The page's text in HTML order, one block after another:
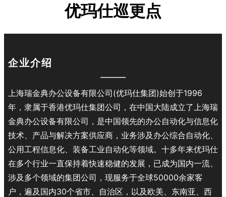
优玛仕巡更点
企业介绍
上海瑞金典办公设备有限公司(优玛仕集团)始创于1996
年，隶属于香港优玛仕集团公司，在中国大陆成立了上海瑞
金典办公设备有限公司，是中国领先的办公自动化与信息化
技术、产品与解决方案供应商，业务涉及办公综合自动化、
公用工程信息化、装备工业自动化等领域。十多年来优玛仕
在多个行业一直保持着快速稳健的发展，已成为国内一流、
涉及多个领域的集团公司，现服务于全球50000余家客
户，遍及国内30个省市、自治区，以及欧美、东南亚、西